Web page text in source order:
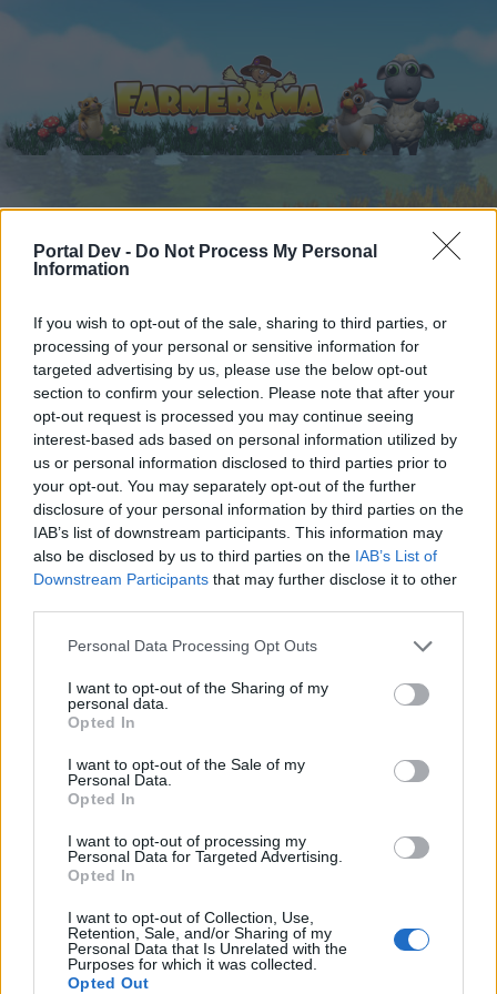
Portal Dev - Do Not Process My Personal
Information
If you wish to opt-out of the sale, sharing to third parties, or
processing of your personal or sensitive information for
targeted advertising by us, please use the below opt-out
section to confirm your selection. Please note that after your
opt-out request is processed you may continue seeing
interest-based ads based on personal information utilized by
us or personal information disclosed to third parties prior to
your opt-out. You may separately opt-out of the further
disclosure of your personal information by third parties on the
IAB’s list of downstream participants. This information may
also be disclosed by us to third parties on the IAB’s List of
Downstream Participants that may further disclose it to other
Personal Data Processing Opt Outs
I want to opt-out of the Sharing of my
personal data.
Opted In
I want to opt-out of the Sale of my
Personal Data.
Opted In
I want to opt-out of processing my
Personal Data for Targeted Advertising.
Opted In
I want to opt-out of Collection, Use,
Retention, Sale, and/or Sharing of my
Personal Data that Is Unrelated with the
Purposes for which it was collected.
Opted Out
Foren ... >>> die Marktgeier starten wieder durch (9) >>>
Mitglieder, denen der Beitrag #2087
gefällt
Liebe(r) Forum-Leser/in,
wenn Du in diesem Forum aktiv an den
Gesprächen teilnehmen oder eigene Themen
starten möchtest, musst Du Dich bitte zunächst
im Spiel einloggen. Falls Du noch keinen
Wir freuen uns auf Deinen nächsten Besuch in
unserem Forum!„Zum Spiel“
GretchensHof
Hubertchen
Beiträge: 6.312 Zustimmungen: 47.336 Punkte für Erfolge: 6.000
Eisi63
Lebende Forenlegende
, weiblich
Beiträge:
18.485 Zustimmungen: 161.696
marita363
Letzte Beiträge